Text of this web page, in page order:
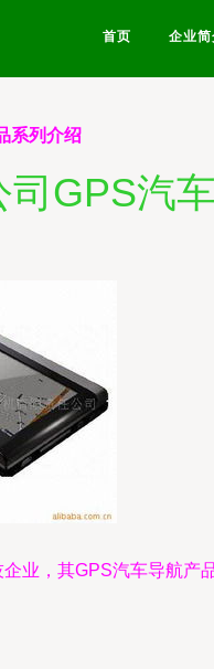
首页 企业简
系列介绍
GPS汽
业，其GPS汽车导航产